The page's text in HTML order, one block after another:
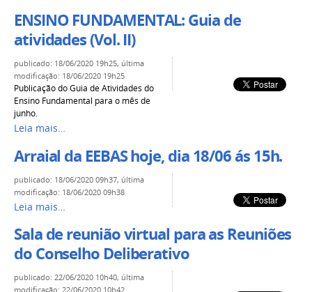
ENSINO FUNDAMENTAL: Guia de
atividades (Vol. II)
publicado: 18/06/2020 19h25, última
modificação: 18/06/2020 19h25
Publicação do Guia de Atividades do
Ensino Fundamental para o mês de
junho.
Leia mais…
Arraial da EEBAS hoje, dia 18/06 ás 15h.
publicado: 18/06/2020 09h37, última
modificação: 18/06/2020 09h38
Leia mais…
Sala de reunião virtual para as Reuniões
do Conselho Deliberativo
publicado: 22/06/2020 10h40, última